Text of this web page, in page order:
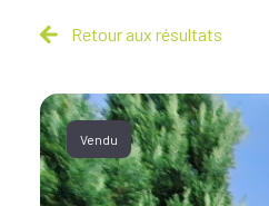
VENDRE
BIENS
VENDUS
NOS
Retour aux résultats
Vendu